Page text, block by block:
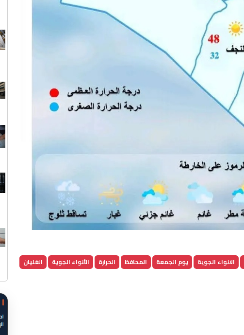
الانواء الجوية يوم الجمعة المحافظ الحرارة الأنواء الجوية الغليان